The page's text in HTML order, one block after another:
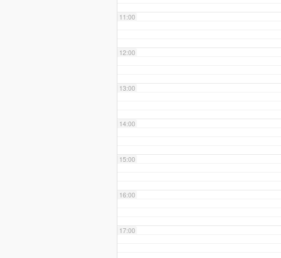
11:00
12:00
13:00
14:00
15:00
16:00
17:00